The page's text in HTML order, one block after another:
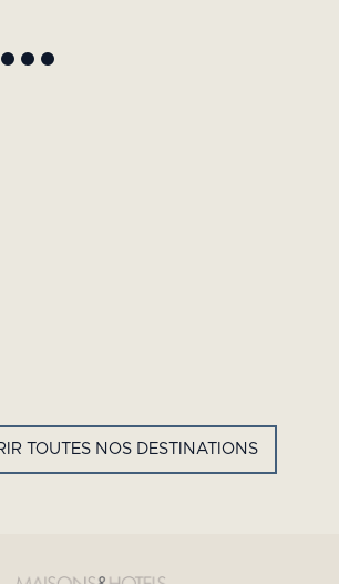
TOUTES NOS DESTINATIONS